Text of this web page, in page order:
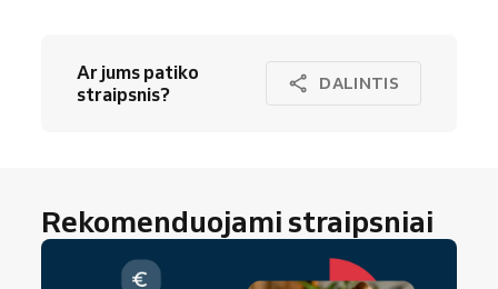
Ar jums patiko
straipsnis?
DALINTIS
Rekomenduojami straipsniai